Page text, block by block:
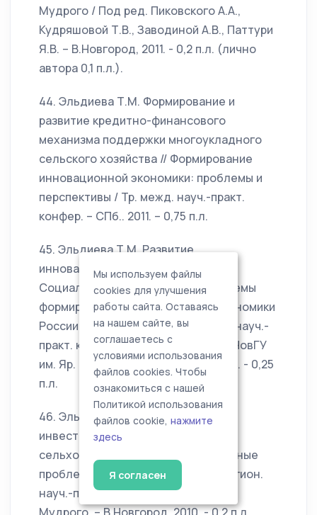
Мудрого / Под ред. Пиковского А.А.,
Кудряшовой Т.В., Заводиной А.В., Паттури
Я.В. – В.Новгород, 2011. - 0,2 п.л. (лично
автора 0,1 п.л.).
44. Эльдиева Т.М. Формирование и
развитие кредитно-финансового
механизма поддержки многоукладного
сельского хозяйства // Формирование
инновационной экономики: проблемы и
перспективы / Тр. межд. науч.-практ.
конфер. – СПб.. 2011. – 0,75 п.л.
45. Эльдиева Т.М. Развитие
инновационных процессов в АПК //
Социально- экономические проблемы
формирования инновационной экономики
России: сб. стат. Ежегод. Всеросс. науч.-
практ. конфер. с межд. участием / НовГУ
им. Яр. Мудрого. – В.Новгород, 2010. - 0,25
п.л.
46. Эльдиева Т.М. Земля –
инвестиционный актив
сельхозпроизводителей // Актуальные
проблемы развития АПК: Матер. регион.
науч.-практ. конфер. / НовГУ им. Яр.
Мы используем файлы
cookies для улучшения
работы сайта. Оставаясь
на нашем сайте, вы
соглашаетесь с
условиями использования
файлов cookies. Чтобы
ознакомиться с нашей
Политикой использования
файлов cookie, нажмите
здесь
Я согласен